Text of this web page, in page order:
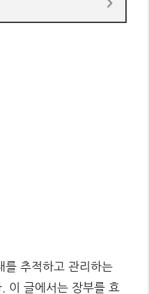
를 추적하고 관리하는
이 글에서는 장부를 효